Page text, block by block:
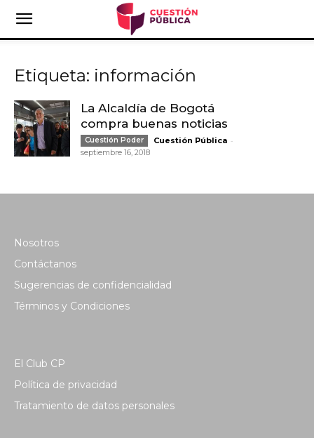
Etiqueta: información
La Alcaldía de Bogotá
compra buenas noticias
Cuestión Poder Cuestión Pública -
septiembre 16, 2018
Nosotros
Contáctanos
Sugerencias de confidencialidad
Términos y Condiciones
El Club CP
Política de privacidad
Tratamiento de datos personales